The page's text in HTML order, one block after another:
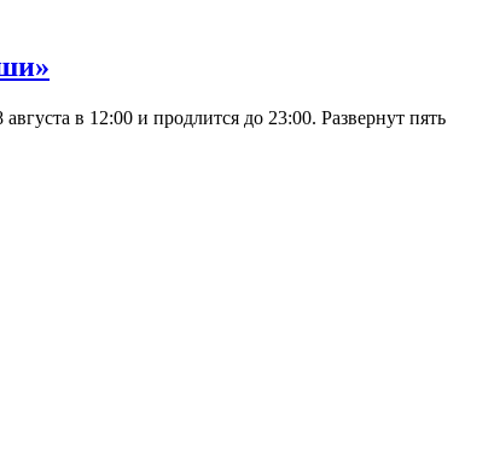
в 12:00 и продлится до 23:00. Развернут пять